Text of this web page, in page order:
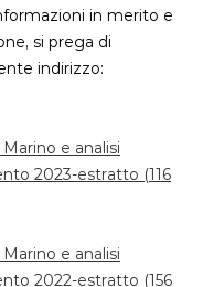
in merito e
si prega di
indirizzo:
e analisi
2023-estratto (116
e analisi
2022-estratto (156